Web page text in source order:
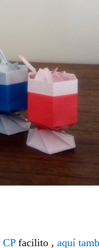
CPfacilito , aquí